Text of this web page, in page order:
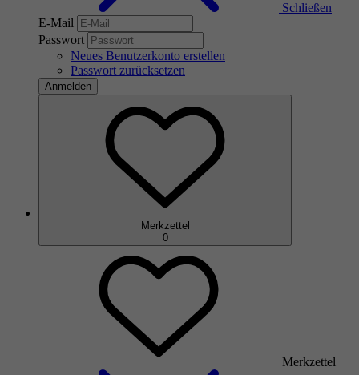
Schließen
E-Mail
Passwort
Neues Benutzerkonto erstellen
Passwort zurücksetzen
Anmelden
Merkzettel
0
Merkzettel